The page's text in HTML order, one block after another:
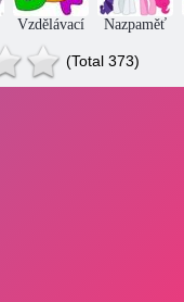
Výbušné bloky
Vzdělávací Nazpaměť
(Total 373)